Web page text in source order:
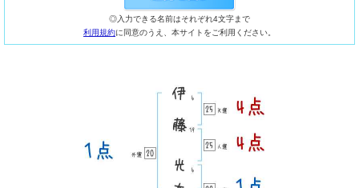
◎入力できる名前はそれぞれ4文字まで
利用規約に同意のうえ、本サイトをご利用ください。